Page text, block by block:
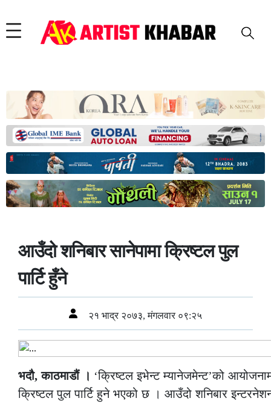
आउँदो शनिबार सानेपामा क्रिष्टल पुल
पार्टि हुँने
२१ भाद्र २०७३, मंगलवार ०९:२५
भदौ, काठमाडौं । ‘क्रिष्टल इभेन्ट म्यानेजमेन्ट’को
क्रिष्टल पुल पार्टि हुने भएको छ । आउँदो शनिबार